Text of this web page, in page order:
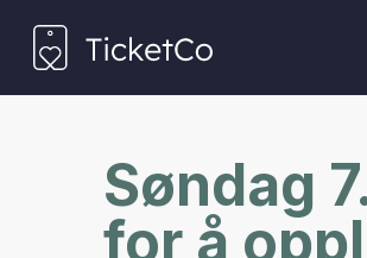
Søndag
for å